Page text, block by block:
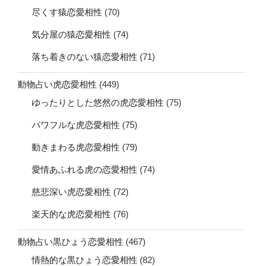
尽くす猿恋愛相性 (70)
気分屋の猿恋愛相性 (74)
落ち着きのない猿恋愛相性 (71)
動物占い虎恋愛相性 (449)
ゆったりとした悠然の虎恋愛相性 (75)
パワフルな虎恋愛相性 (75)
動きまわる虎恋愛相性 (79)
愛情あふれる虎の恋愛相性 (74)
慈悲深い虎恋愛相性 (72)
楽天的な虎恋愛相性 (76)
動物占い黒ひょう恋愛相性 (467)
情熱的な黒ひょう恋愛相性 (82)